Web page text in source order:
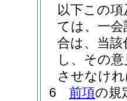
以下この項
ては、一会
合は、当該
し、その
させなけ
6
前項の規